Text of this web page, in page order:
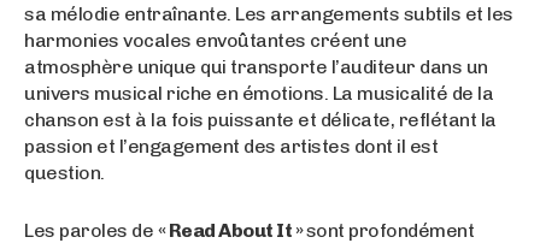
sa mélodie entraînante. Les arrangements subtils et les
harmonies vocales envoûtantes créent une
atmosphère unique qui transporte l’auditeur dans un
univers musical riche en émotions. La musicalité de la
chanson est à la fois puissante et délicate, reflétant la
passion et l’engagement des artistes dont il est
question.
Les paroles de « Read About It »sont profondément